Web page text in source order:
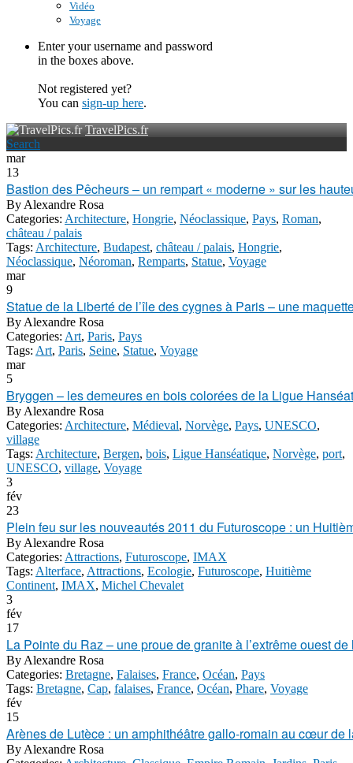
Vidéo
Voyage
Enter your username and password
in the boxes above.
Not registered yet?
You can sign-up here.
TravelPics.fr
Search
mar
13
Bastion des Pêcheurs – un rempart « moderne » sur les
By Alexandre Rosa
Categories: Architecture, Hongrie, Néoclassique, Pays, Roman,
château / palais
Tags: Architecture, Budapest, château / palais, Hongrie,
Néoclassique, Néoroman, Remparts, Statue, Voyage
mar
9
Statue de la Liberté de l’île des cygnes à Paris – une
By Alexandre Rosa
Categories: Art, Paris, Pays
Tags: Art, Paris, Seine, Statue, Voyage
mar
5
Bryggen – les demeures en bois colorées de la Ligue
By Alexandre Rosa
Categories: Architecture, Médieval, Norvège, Pays, UNESCO,
village
Tags: Architecture, Bergen, bois, Ligue Hanséatique, Norvège, port,
UNESCO, village, Voyage
3
fév
23
Plein feu sur les nouveautés 2011 du Futuroscope : un
By Alexandre Rosa
Categories: Attractions, Futuroscope, IMAX
Tags: Alterface, Attractions, Ecologie, Futuroscope, Huitième
Continent, IMAX, Michel Chevalet
3
fév
17
La Pointe du Raz – une proue de granite à l’extrême ouest de
By Alexandre Rosa
Categories: Bretagne, Falaises, France, Océan, Pays
Tags: Bretagne, Cap, falaises, France, Océan, Phare, Voyage
fév
15
Arènes de Lutèce : un amphithéâtre gallo-romain au cœur de
By Alexandre Rosa